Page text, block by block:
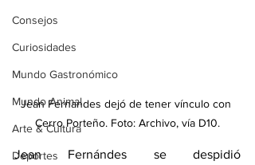
Consejos
Curiosidades
Mundo Gastronómico
Mundo Animal
Arte & Cultura
Deportes
Jean Fernandes dejó de tener vínculo con
Cerro Porteño. Foto: Archivo, vía D10.
Jean Fernándes se despidió